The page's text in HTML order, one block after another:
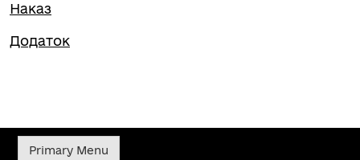
Наказ
Додаток
Primary Menu